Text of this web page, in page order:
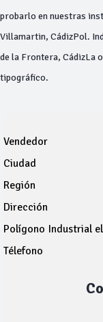
probarlo en nuestras
Villamartin, CádizPol.
de la Frontera, CádizLa
tipográfico.
Vendedor
Ciudad
Región
Dirección
Polígono Industrial
Télefono